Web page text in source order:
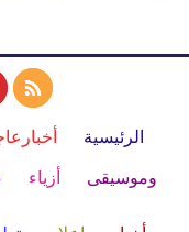
الرئيسية
وموسيقى أزياء